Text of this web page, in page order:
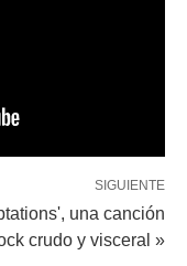
SIGUIENTE
una canción
crudo y visceral »